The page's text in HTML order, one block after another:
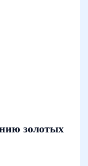
золотых